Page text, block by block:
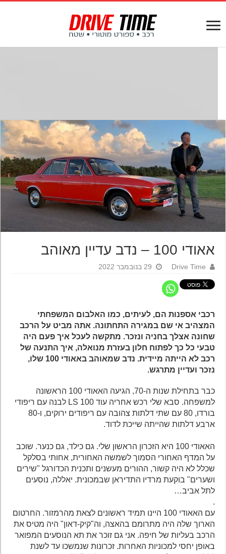
אאודי 100 – נדב עדיין מאוהב
Drive Time 29 בנובמבר 2022
רכבי אספנות הם, לעיתים, כמו האלבום המשפחתי
המצהיב אי שם במגירה התחתונה. אתה מביט על הרכב
שחונה אצלך בחניה ונזכר. מתקשה לעכל איך פעם היה
טבעי כל כך לפתוח חלון בעזרת מנואלה, איך התנעה של
רכב לא הייתה מיידית. נדב שמאוהב באאודי 100 שלו,
נזכר ועדיין מתרגש.
כבר בתחילת שנות ה-70, הגיעה האאודי 100 הראשונה
למשפחה. סבא שלי רכש אחריה עוד 100 LS לבנה עם ריפודי
בורדו, 80 עם שתי דלתות צהובה עם ריפודים ירוקים, ו-80
ארבע דלתות שהייתה שייכת לדוד.
האאודי 100 היא הזכרון הראשון שלי. גם כילד, גם כנער. שוכב
על המדף האחורי הסמוך לשמשה האחורית, אחותי בסלקל
שכלל לא היה קשור, ההורים מעשנים ותכנית הכדורגל "שירים
ושערים" בוקעת מרדיו התדיראן שבמכונית. יאללה, נוסעים
לתל אביב…
עם האאודי 100 היינו תמיד ראשונים לצאת מהרמזור. החרטום
הארוך שלה היה מתרומם בהאצה, וה"קיק-דאון" היה מטיס את
הרכב בעליות של חיפה. אני גם זוכר את תא הנוסעים המפואר
באופן יחסי למכוניות האחרות. זכרונות שנמשכו עד לשנת